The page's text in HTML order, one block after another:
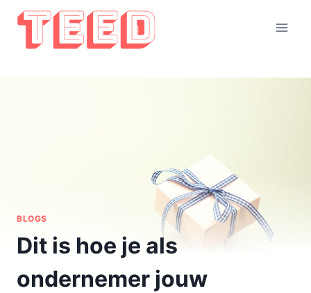
Doorgaan
naar
inhoud
BLOGS
Dit is hoe je als
ondernemer jouw